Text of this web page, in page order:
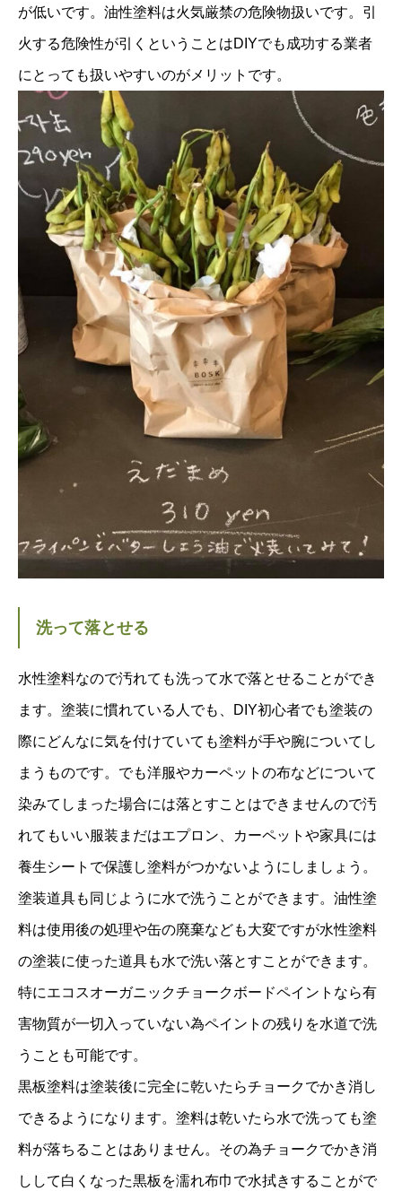
が低いです。油性塗料は火気厳禁の危険物扱いです。引
火する危険性が引くということはDIYでも成功する業者
にとっても扱いやすいのがメリットです。
洗って落とせる
水性塗料なので汚れても洗って水で落とせることができ
ます。塗装に慣れている人でも、DIY初心者でも塗装の
際にどんなに気を付けていても塗料が手や腕についてし
まうものです。でも洋服やカーペットの布などについて
染みてしまった場合には落とすことはできませんので汚
れてもいい服装まだはエプロン、カーペットや家具には
養生シートで保護し塗料がつかないようにしましょう。
塗装道具も同じように水で洗うことができます。油性塗
料は使用後の処理や缶の廃棄なども大変ですが水性塗料
の塗装に使った道具も水で洗い落とすことができます。
特にエコスオーガニックチョークボードペイントなら有
害物質が一切入っていない為ペイントの残りを水道で洗
うことも可能です。
黒板塗料は塗装後に完全に乾いたらチョークでかき消し
できるようになります。塗料は乾いたら水で洗っても塗
料が落ちることはありません。その為チョークでかき消
しして白くなった黒板を濡れ布巾で水拭きすることがで